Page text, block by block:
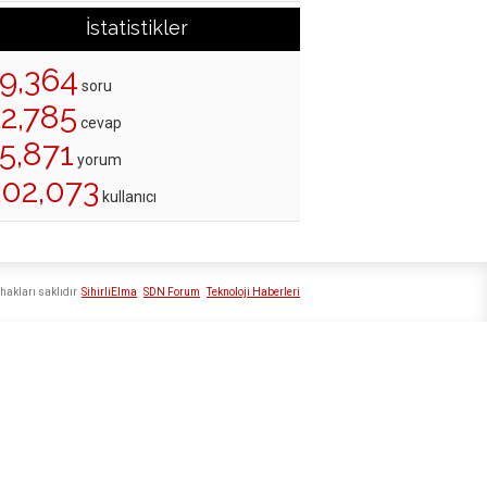
İstatistikler
soru
cevap
yorum
kullanıcı
SihirliElma SDN Forum Teknoloji Haberleri
saklıdır